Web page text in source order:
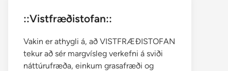
::Vistfræðistofan::
Vakin er athygli á, að VISTFRÆÐISTOFAN
tekur að sér margvísleg verkefni á sviði
náttúrufræða, einkum grasafræði og